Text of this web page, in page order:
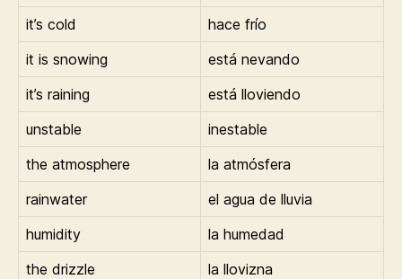
it’s cold
hace frío
it is snowing
está nevando
it’s raining
está lloviendo
unstable
inestable
the atmosphere
la atmósfera
rainwater
el agua de lluvia
humidity
la humedad
the drizzle
la llovizna